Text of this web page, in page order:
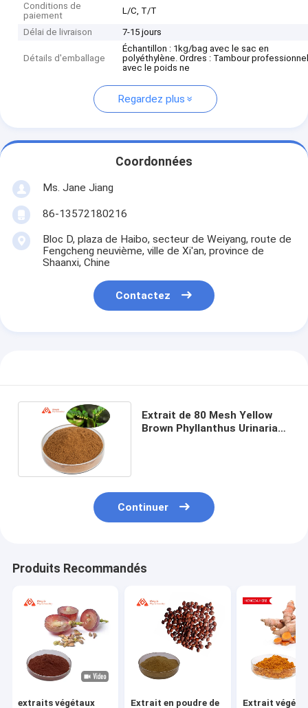
Conditions de
paiement
L/C, T/T
Délai de livraison 7-15 jours
Détails d'emballage
Échantillon : 1kg/bag avec le sac en
polyéthylène. Ordres : Tambour
avec le poids ne
Regardez plus
Coordonnées
Ms. Jane Jiang
86-13572180216
Bloc D, plaza de Haibo, secteur de Weiyang, route de
Fengcheng neuvième, ville de Xi'an, province de
Shaanxi, Chine
Contactez
Extrait de 80 Mesh Yellow
Brown Phyllanthus Urinaria
Continuer
Produits Recommandés
extraits végétaux Extrait en poudre de Extrait